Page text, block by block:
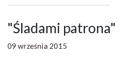
"Śladami patrona"
09 września 2015